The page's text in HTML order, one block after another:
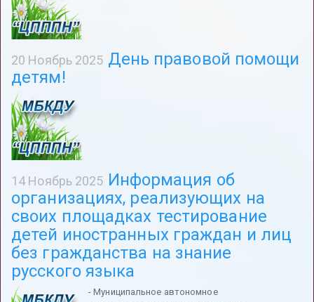
20 Ноябрь 2025 День правовой помощи
детям!
14 Ноябрь 2025 Информация об
организациях, реализующих на
своих площадках тестирование
детей иностранных граждан и лиц
без гражданства на знание
русского языка
- Муниципальное автономное